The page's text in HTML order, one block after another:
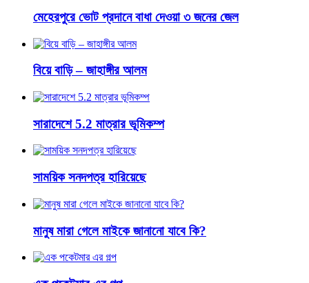
মেহেরপুরে ভোট প্রদানে বাধা দেওয়া ৩ জনের জেল
বিয়ে বাড়ি – জাহাঙ্গীর আলম
সারাদেশে 5.2 মাত্রার ভূমিকম্প
সাময়িক সনদপত্র হারিয়েছে
মানুষ মারা গেলে মাইকে জানানো যাবে কি?